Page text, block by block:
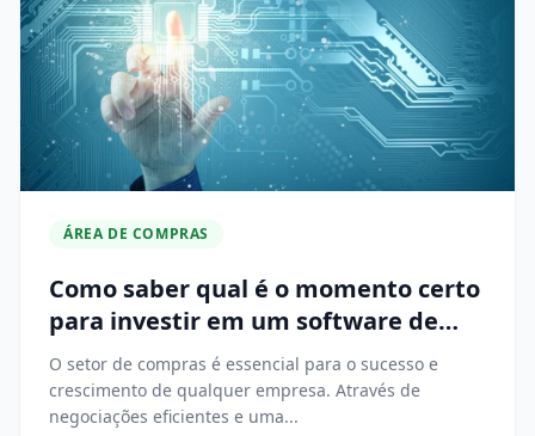
ÁREA DE COMPRAS
Como saber qual é o momento certo
para investir em um software de
compras?
O setor de compras é essencial para o sucesso e
crescimento de qualquer empresa. Através de
negociações eficientes e uma...